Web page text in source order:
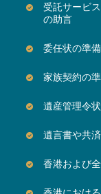
受託サービ
の助言
委任状の準
家族契約の
遺産管理令
遺言書や共
香港および